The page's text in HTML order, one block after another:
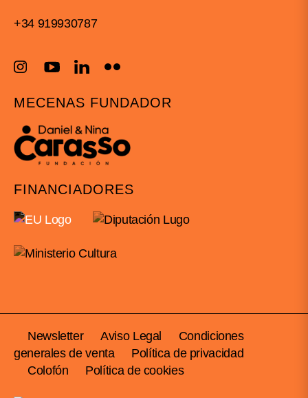
+34 919930787
MECENAS FUNDADOR
FINANCIADORES
Newsletter Aviso Legal
Condiciones
generales de venta
Política de privacidad
Colofón
Política de cookies